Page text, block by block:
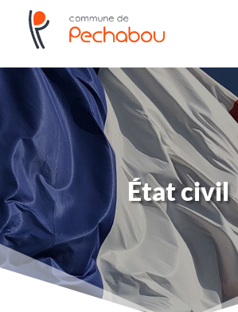
État civil